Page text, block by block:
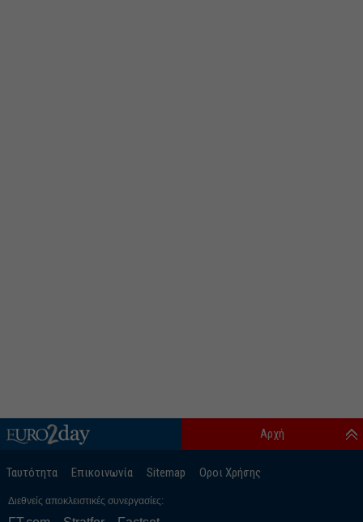
Ταυτότητα Επικοινωνία Sitemap Οροι Χρήσης
Αρχή
Διεθνείς αποκλειστικές συνεργασίες: